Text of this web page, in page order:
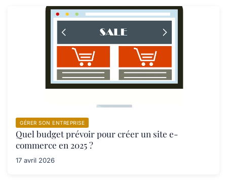
GÉRER SON ENTREPRISE
Quel budget prévoir pour créer un site e-
commerce en 2025 ?
17 avril 2026